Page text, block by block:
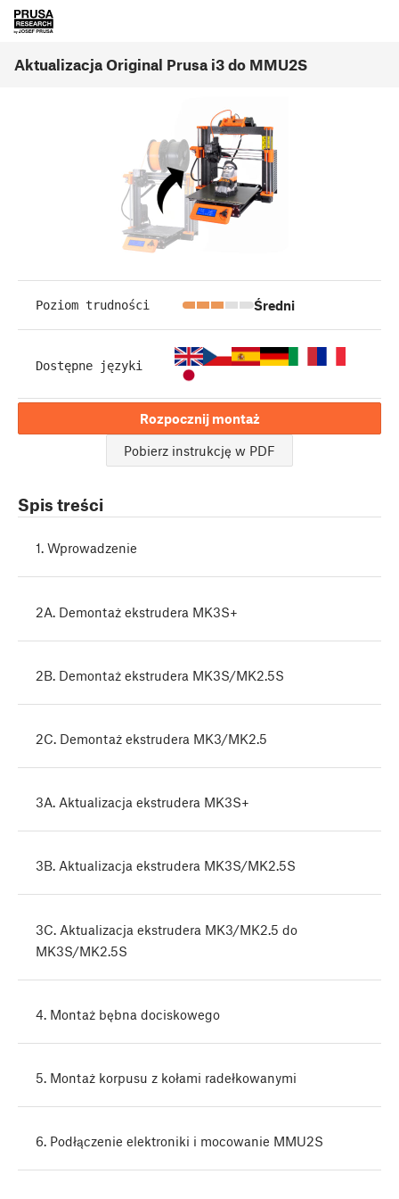
Aktualizacja Original Prusa i3 do MMU2S
Poziom trudności Średni
Dostępne języki
Rozpocznij montaż
Pobierz instrukcję w PDF
Spis treści
1. Wprowadzenie
2A. Demontaż ekstrudera MK3S+
2B. Demontaż ekstrudera MK3S/MK2.5S
2C. Demontaż ekstrudera MK3/MK2.5
3A. Aktualizacja ekstrudera MK3S+
3B. Aktualizacja ekstrudera MK3S/MK2.5S
3C. Aktualizacja ekstrudera MK3/MK2.5 do
MK3S/MK2.5S
4. Montaż bębna dociskowego
5. Montaż korpusu z kołami radełkowanymi
6. Podłączenie elektroniki i mocowanie MMU2S